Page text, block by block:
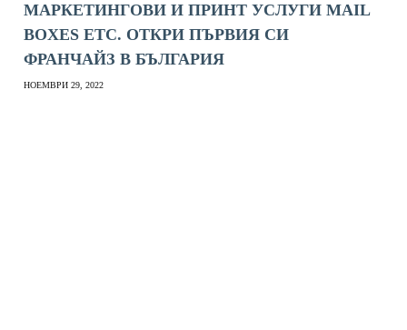
МАРКЕТИНГОВИ И ПРИНТ УСЛУГИ MAIL
BOXES ETC. ОТКРИ ПЪРВИЯ СИ
ФРАНЧАЙЗ В БЪЛГАРИЯ
НОЕМВРИ 29, 2022